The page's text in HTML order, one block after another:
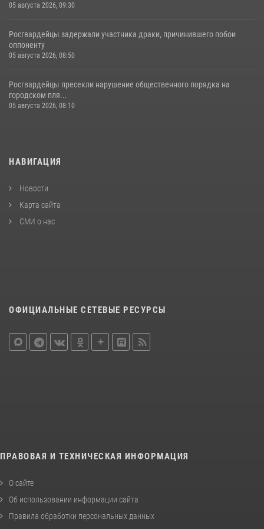
05 августа 2026, 09:30
Росгвардейцы задержали участника драки, причинившего побои
оппоненту
05 августа 2026, 08:50
Росгвардейцы пресекли нарушение общественного порядка на
городском пля...
05 августа 2026, 08:10
НАВИГАЦИЯ
Новости
Карта сайта
СМИ о нас
ОФИЦИАЛЬНЫЕ СЕТЕВЫЕ РЕСУРСЫ
ПРАВОВАЯ И ТЕХНИЧЕСКАЯ ИНФОРМАЦИЯ
О сайте
Об использовании информации сайта
Правила обработки персональных данных